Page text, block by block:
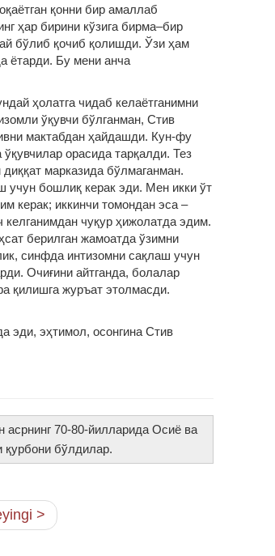
қонни бир амаллаб
ҳар бирини кўзига бирма–бир
бўлиб қочиб қолишди. Ўзи ҳам
ётарди. Бу мени анча
ҳолатга чидаб келаётганимни
ўқувчи бўлганман, Стив
мактабдан ҳайдашди. Кун-фу
орасида тарқалди. Тез
марказида бўлмаганман.
учун бошлиқ керак эди. Мен икки ўт
керак; иккинчи томондан эса –
келганимдан чуқур ҳижолатда эдим.
берилган жамоатда ўзимни
синфда интизомни сақлаш учун
Очиғини айтганда, болалар
қилишга журъат этолмасди.
эди, эҳтимол, осонгина Стив
70-80-йилларида Осиё ва
қурбони бўлдилар.
>